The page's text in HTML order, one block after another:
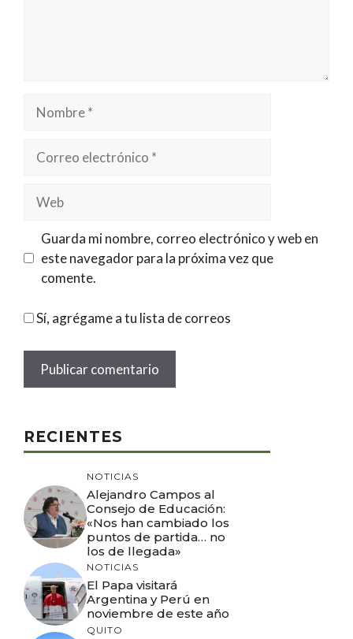
Nombre
Correo
electrónico
Web
Guarda mi nombre, correo electrónico y web en
este navegador para la próxima vez que
comente.
Sí, agrégame a tu lista de correos
RECIENTES
NOTICIAS
Alejandro Campos al
Consejo de Educación:
«Nos han cambiado los
puntos de partida… no
los de llegada»
NOTICIAS
El Papa visitará
Argentina y Perú en
noviembre de este año
QUITO